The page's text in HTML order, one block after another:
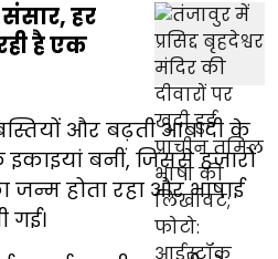
हर
है एक
और बढ़ती आबादी के
बनीं, जिससे हजारों
जन्म होता रहा और भाषाई
गई।